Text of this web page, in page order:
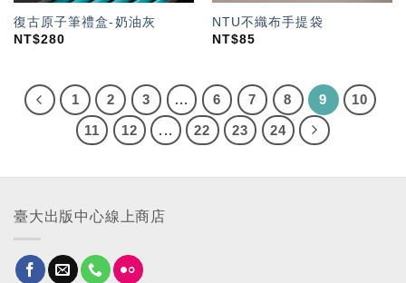
復古原子筆禮盒-奶油灰
NT$280
NTU不織布手提袋
NT$85
1 2 3 ... 6 7 8 9
10
11
12 ... 22 23 24
臺大出版中心線上商店